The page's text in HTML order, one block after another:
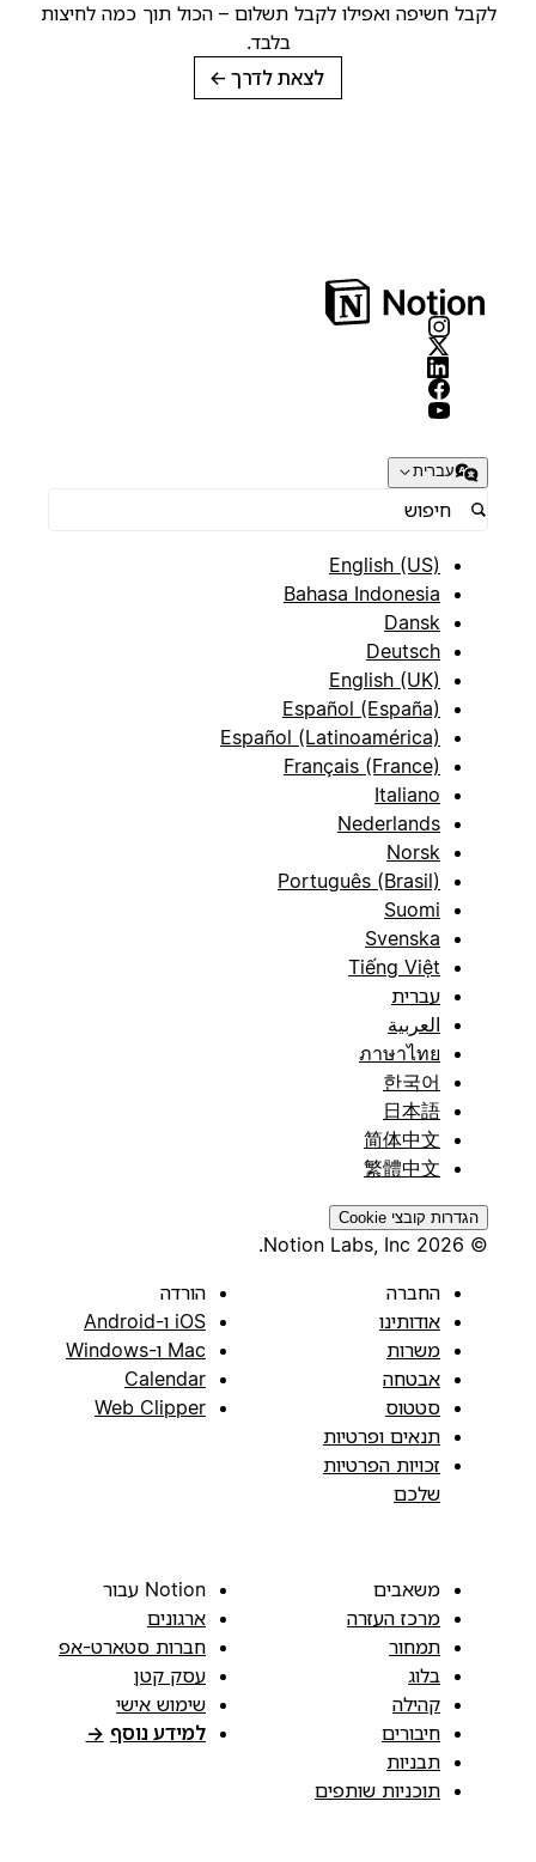
לקבל חשיפה ואפילו לקבל תשלום – הכול תוך כמה לחיצות
בלבד.
לצאת לדרך →
עברית
English (US)
Bahasa Indonesia
Dansk
Deutsch
English (UK)
Español (España)
Español (Latinoamérica)
Français (France)
Italiano
Nederlands
Norsk
Português (Brasil)
Suomi
Svenska
Tiếng Việt
עברית
العربية
ภาษาไทย
한국어
日本語
简体中文
繁體中文
הגדרות קובצי Cookie
© 2026 Notion Labs, Inc.
החברה
אודותינו
משרות
אבטחה
סטטוס
תנאים ופרטיות
זכויות הפרטיות
שלכם
הורדה
iOS ו-Android
Mac ו-Windows
Calendar
Web Clipper
משאבים
מרכז העזרה
תמחור
בלוג
קהילה
חיבורים
תבניות
תוכניות שותפים
Notion עבור
ארגונים
חברות סטארט-אפ
עסק קטן
שימוש אישי
למידע נוסף →